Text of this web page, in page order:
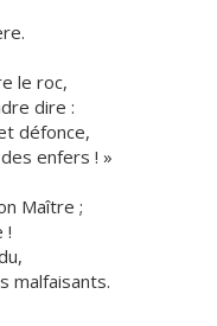
le roc,
dire :
défonce,
enfers ! »
Maître ;
!
malfaisants.